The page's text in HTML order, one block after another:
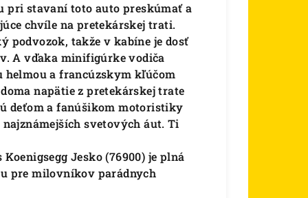
pri stavaní toto auto preskúmať a
chvíle na pretekárskej trati.
podvozok, takže v kabíne je dosť
A vďaka minifigúrke vodiča
helmou a francúzskym kľúčom
napätie z pretekárskej trate
deťom a fanúšikom motoristiky
svetových áut. Ti
Jesko (76900) je plná
pre milovníkov parádnych